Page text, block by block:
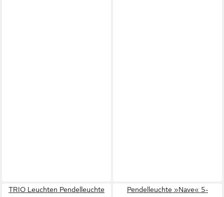
TRIO Leuchten Pendelleuchte
Pendelleuchte »Nave« 5-